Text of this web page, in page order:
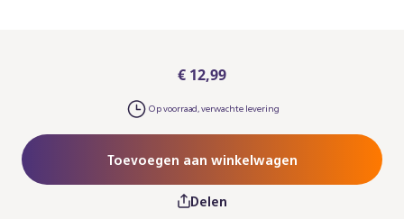
€ 12,99
Op voorraad, verwachte levering
Toevoegen aan winkelwagen
Delen